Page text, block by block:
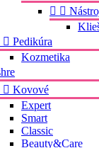
 
 Pedikúra
Kozmetika
 Kovové
Expert
Smart
Classic
Beauty&Care